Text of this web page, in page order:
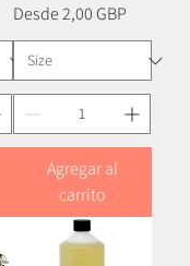
Desde2,00 GBP
Precio de oferta
Agregar al
carrito